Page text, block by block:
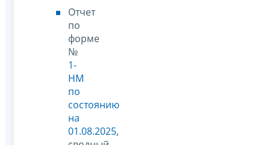
Отчет
по
форме
№
1-
НМ
по
состоянию
на
01.08.2025,